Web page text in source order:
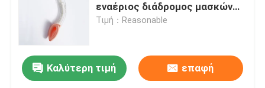
εναέριος διάδρομος μασκών
σωλήνων για τη χειρουργική
Τιμή：Reasonable
Καλύτερη τιμή επαφή